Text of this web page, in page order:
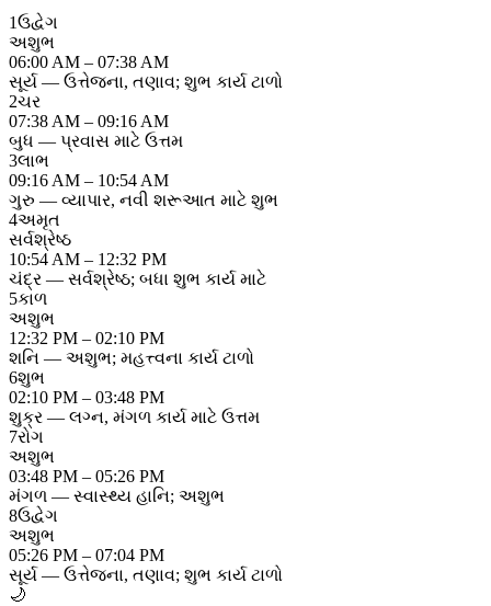
1ઉદ્વેગ
અશુભ
06:00 AM – 07:38 AM
સૂર્ય — ઉત્તેજના, તણાવ; શુભ કાર્ય ટાળો
2ચર
07:38 AM – 09:16 AM
બુધ — પ્રવાસ માટે ઉત્તમ
3લાભ
09:16 AM – 10:54 AM
ગુરુ — વ્યાપાર, નવી શરૂઆત માટે શુભ
4અમૃત
સર્વશ્રેષ્ઠ
10:54 AM – 12:32 PM
ચંદ્ર — સર્વશ્રેષ્ઠ; બધા શુભ કાર્ય માટે
5કાળ
અશુભ
12:32 PM – 02:10 PM
શનિ — અશુભ; મહત્ત્વના કાર્ય ટાળો
6શુભ
02:10 PM – 03:48 PM
શુક્ર — લગ્ન, મંગળ કાર્ય માટે ઉત્તમ
7રોગ
અશુભ
03:48 PM – 05:26 PM
મંગળ — સ્વાસ્થ્ય હાનિ; અશુભ
8ઉદ્વેગ
અશુભ
05:26 PM – 07:04 PM
સૂર્ય — ઉત્તેજના, તણાવ; શુભ કાર્ય ટાળો
🌙